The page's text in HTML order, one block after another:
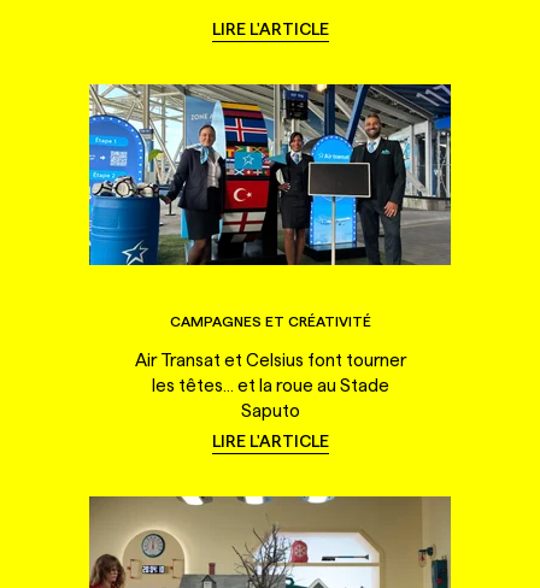
LIRE L'ARTICLE
CAMPAGNES ET CRÉATIVITÉ
Air Transat et Celsius font tourner
les têtes... et la roue au Stade
Saputo
LIRE L'ARTICLE